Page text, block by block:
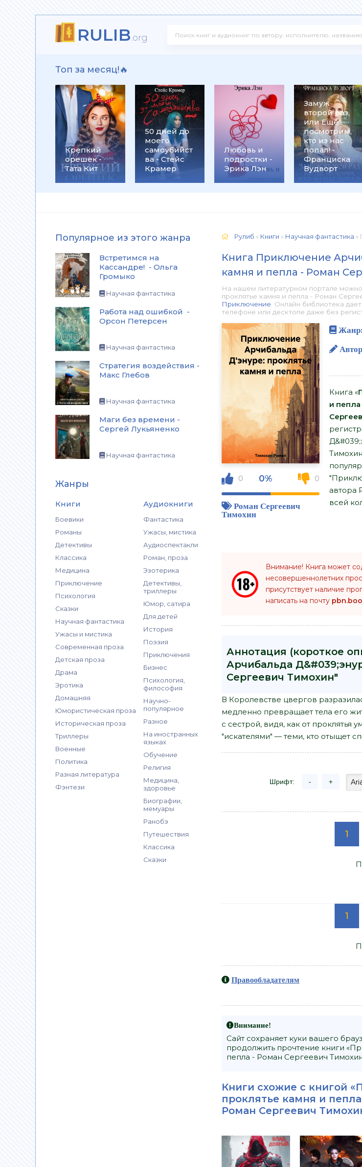
RULIB.org
Топ за месяц!🔥
Крепкий
орешек -
Тата Кит
50 дней до
моего
самоубийст
ва - Стейс
Крамер
Любовь и
подростки -
Эрика Лэн
Замуж
второй раз,
или Ещё
посмотрим,
кто из нас
попал! -
Франциска
Вудворт
Популярное из этого жанра
Встретимся на
Кассандре! - Ольга
Громыко
Научная фантастика
Работа над ошибкой -
Орсон Петерсен
Научная фантастика
Стратегия воздействия -
Макс Глебов
Научная фантастика
Маги без времени -
Сергей Лукьяненко
Научная фантастика
Жанры
Книги
Боевики
Романы
Детективы
Классика
Медицина
Приключение
Психология
Сказки
Научная фантастика
Ужасы и мистика
Современная проза
Детская проза
Драма
Эротика
Домашняя
Юмористическая проза
Историческая проза
Триллеры
Военные
Политика
Разная литература
Фэнтези
Аудиокниги
Фантастика
Ужасы, мистика
Аудиоспектакли
Роман, проза
Эзотерика
Детективы,
триллеры
Юмор, сатира
Для детей
История
Поэзия
Приключения
Бизнес
Психология,
философия
Научно-
популярное
Разное
На иностранных
языках
Обучение
Религия
Медицина,
здоровье
Биографии,
мемуары
Ранобэ
Путешествия
Классика
Сказки
Рулиб » Книги » Научная фантастика »
Книга Приключение
камня и пепла - Роман
На нашем литературном портале
проклятье камня и пепла - Роман
Приключение . Онлайн библиотека
телефоне или десктопе даже без
0 0% 0
Роман Сергеевич
Тимохин
Жанр:
Книга «
и
автора
всей
Внимание! Книга может
несовершеннолетних
присутствует наличие
написать на почту
Аннотация (короткое
Арчибальда
Сергеевич Тимохин"
В Королевстве цвергов
медленно превращает тела его
с сестрой, видя, как от проклятья
"искателями" — теми, кто отыщет
Шрифт: - +
1
1
Правообладателям
Внимание!
Сайт сохраняет куки вашего
продолжить прочтение книги
пепла - Роман Сергеевич
Книги схожие с книгой
проклятье камня и
Роман Сергеевич
- Ольга Громыко
Петерсен
Глебов
Лукьяненко